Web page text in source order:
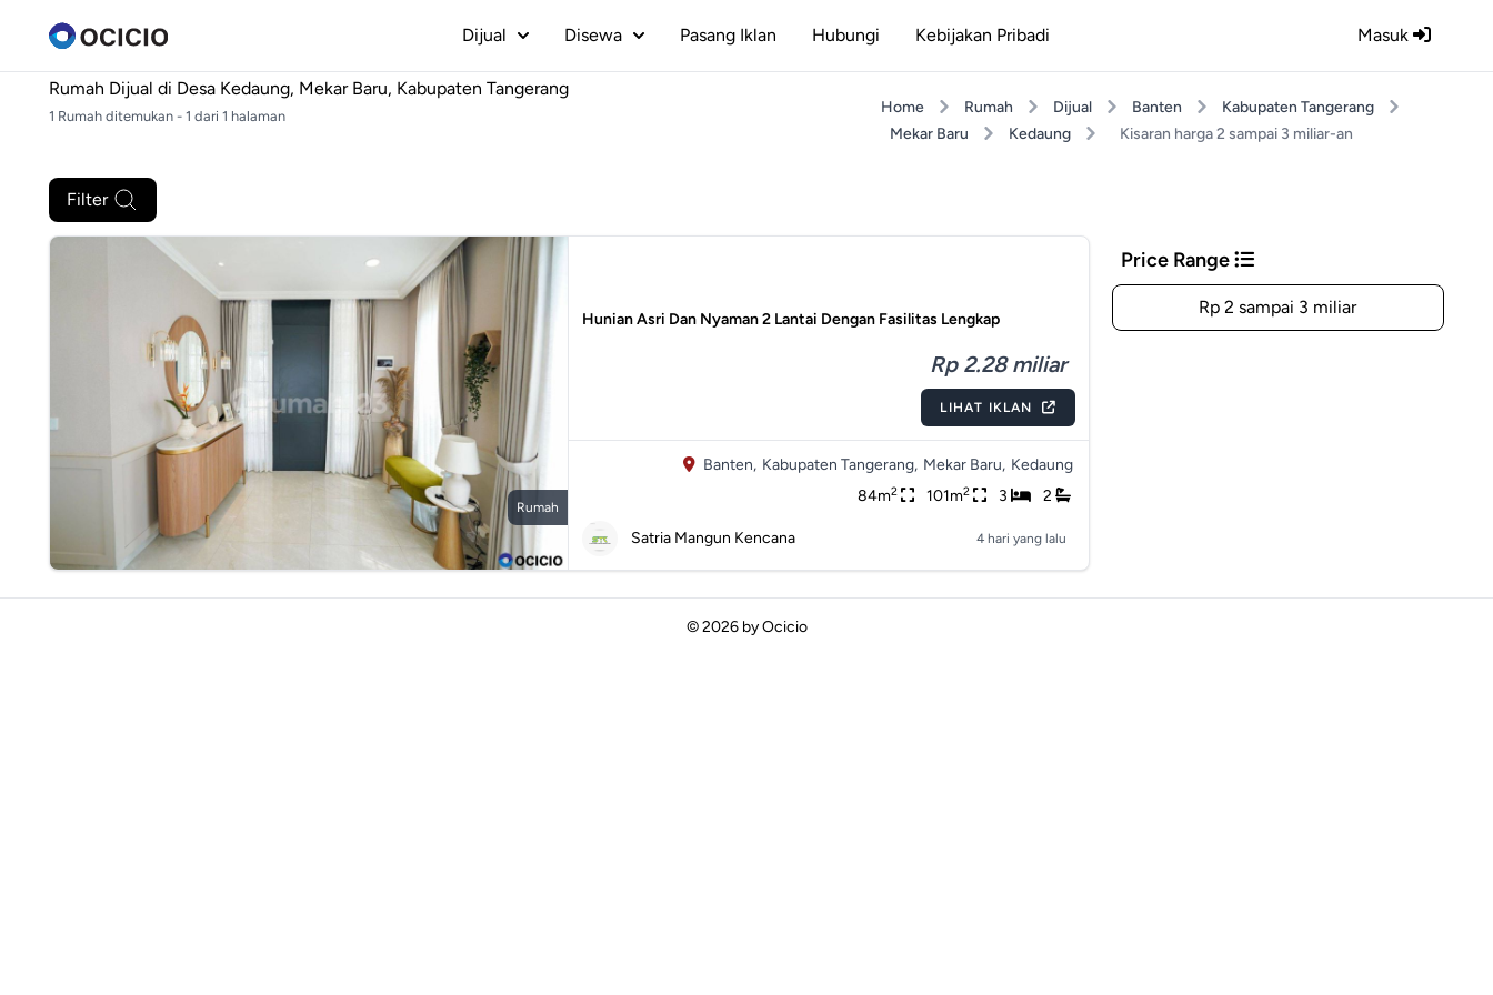
Masuk
Dijual Disewa Pasang Iklan Hubungi Kebijakan Pribadi
Rumah Dijual di Desa Kedaung, Mekar Baru, Kabupaten Tangerang
1 Rumah ditemukan - 1 dari 1 halaman Home Rumah Dijual Banten
Kabupaten Tangerang
Mekar Baru
Kedaung Kisaran harga 2 sampai 3 miliar-an
Filter
Rumah
Hunian Asri Dan Nyaman 2 Lantai Dengan Fasilitas Lengkap
Rp 2.28 miliar
LIHAT IKLAN
Banten, Kabupaten Tangerang, Mekar Baru, Kedaung
84m2 101m2 3 2
Satria Mangun Kencana 4 hari yang lalu
Price Range
Rp 2 sampai 3 miliar
© 2026 byOcicio